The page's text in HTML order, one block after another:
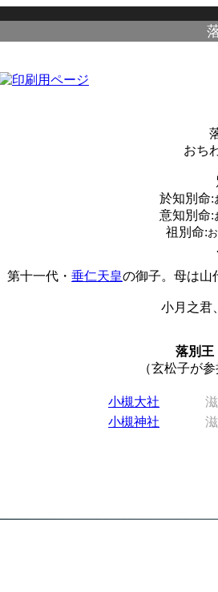
おち
於知別命:
意知別命:
祖別命:
第十一代・ 垂仁天皇の御子。母は山
小月之君
落別王
（玄松子が
小槻大社
小槻神社